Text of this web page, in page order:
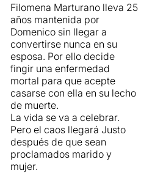
Filomena Marturano lleva 25
años mantenida por
Domenico sin llegar a
convertirse nunca en su
esposa. Por ello decide
fingir una enfermedad
mortal para que acepte
casarse con ella en su lecho
de muerte.
La vida se va a celebrar.
Pero el caos llegará Justo
después de que sean
proclamados marido y
mujer.